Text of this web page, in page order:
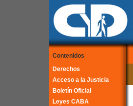
Contenidos
Derechos
Acceso a la Justicia
Boletín Oficial
Leyes CABA